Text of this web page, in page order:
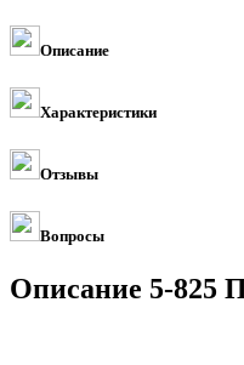
Описание
Характеристики
Отзывы
Вопросы
Описание 5-825